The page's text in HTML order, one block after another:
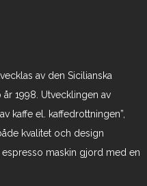
av den Sicilianska
1998. Utvecklingen av
kaffe el. kaffedrottningen”,
kvalitet och design
espresso maskin gjord med en